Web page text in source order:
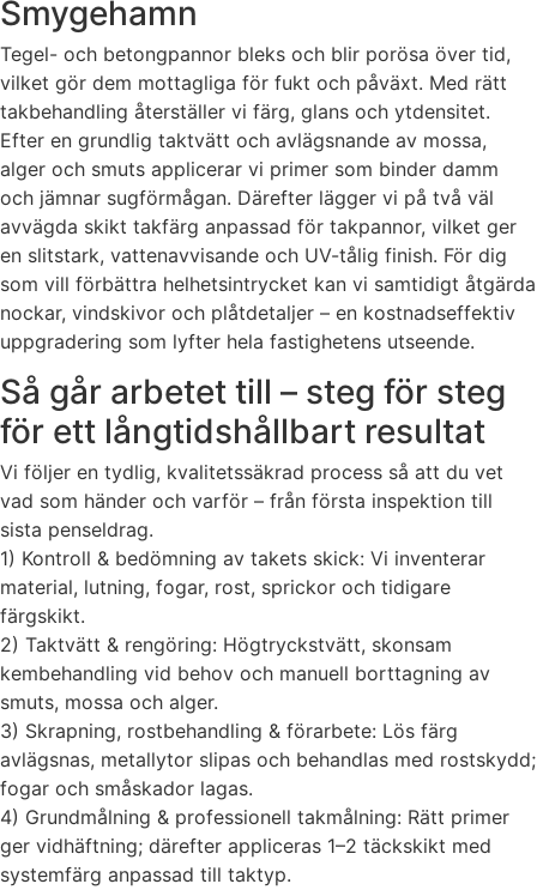
Smygehamn
Tegel- och betongpannor bleks och blir porösa över tid,
vilket gör dem mottagliga för fukt och påväxt. Med rätt
takbehandling återställer vi färg, glans och ytdensitet.
Efter en grundlig taktvätt och avlägsnande av mossa,
alger och smuts applicerar vi primer som binder damm
och jämnar sugförmågan. Därefter lägger vi på två väl
avvägda skikt takfärg anpassad för takpannor, vilket ger
en slitstark, vattenavvisande och UV-tålig finish. För dig
som vill förbättra helhetsintrycket kan vi samtidigt åtgärda
nockar, vindskivor och plåtdetaljer – en kostnadseffektiv
uppgradering som lyfter hela fastighetens utseende.
Så går arbetet till – steg för steg
för ett långtidshållbart resultat
Vi följer en tydlig, kvalitetssäkrad process så att du vet
vad som händer och varför – från första inspektion till
sista penseldrag.
1) Kontroll & bedömning av takets skick: Vi inventerar
material, lutning, fogar, rost, sprickor och tidigare
färgskikt.
2) Taktvätt & rengöring: Högtryckstvätt, skonsam
kembehandling vid behov och manuell borttagning av
smuts, mossa och alger.
3) Skrapning, rostbehandling & förarbete: Lös färg
avlägsnas, metallytor slipas och behandlas med rostskydd;
fogar och småskador lagas.
4) Grundmålning & professionell takmålning: Rätt primer
ger vidhäftning; därefter appliceras 1–2 täckskikt med
systemfärg anpassad till taktyp.